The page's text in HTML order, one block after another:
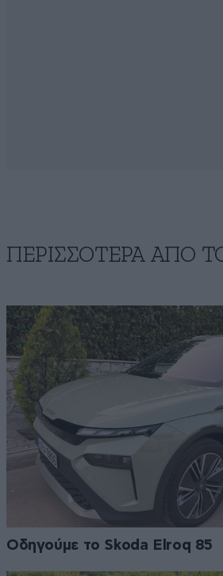
ΠΕΡΙΣΣΟΤΕΡΑ ΑΠΟ
Οδηγούμε το Skoda Elroq 85